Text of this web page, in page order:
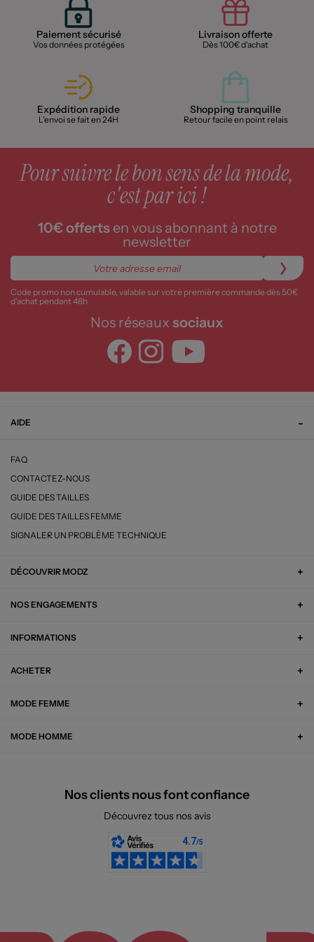
Paiement sécurisé
Vos données protégées
Livraison offerte
Dès 100€ d'achat
Expédition rapide
L'envoi se fait en 24H
Shopping tranquille
Retour facile en point relais
Pour suivre le bon sens de la mode,
c'est par ici !
10€ offertsen vous abonnant à notre
newsletter
Code promo non cumulable, valable sur votre première commande dès 50€
d’achat pendant 48h
Nos réseaux sociaux
AIDE
FAQ
CONTACTEZ-NOUS
GUIDE DES TAILLES
GUIDE DES TAILLES FEMME
SIGNALER UN PROBLÈME TECHNIQUE
DÉCOUVRIR MODZ
NOS ENGAGEMENTS
INFORMATIONS
ACHETER
MODE FEMME
MODE HOMME
Nos clients nous font confiance
Découvrez tous nos avis